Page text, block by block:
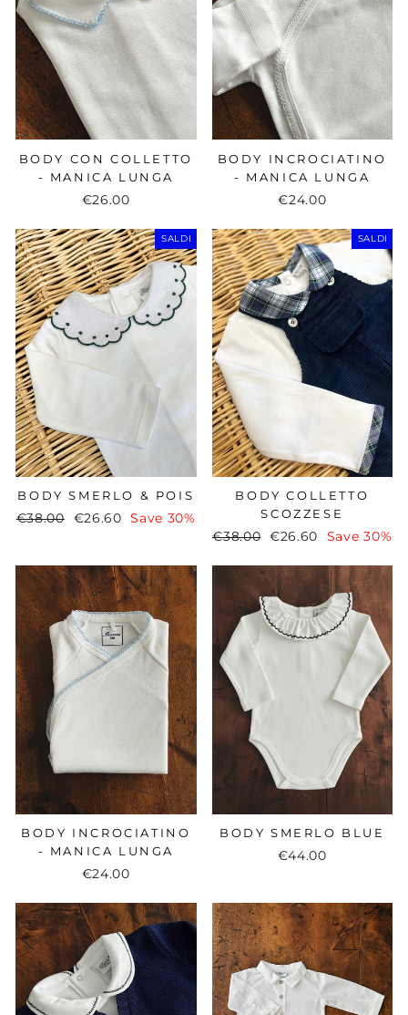
BODY CON COLLETTO
- MANICA LUNGA
€26.00
BODY INCROCIATINO
- MANICA LUNGA
€24.00
SALDI
BODY SMERLO & POIS
Regular
€38.00
Sale
€26.60 Save 30%
SALDI
BODY COLLETTO
SCOZZESE
Regular
€38.00
Sale
€26.60 Save 30%
BODY INCROCIATINO
- MANICA LUNGA
€24.00
BODY SMERLO BLUE
€44.00